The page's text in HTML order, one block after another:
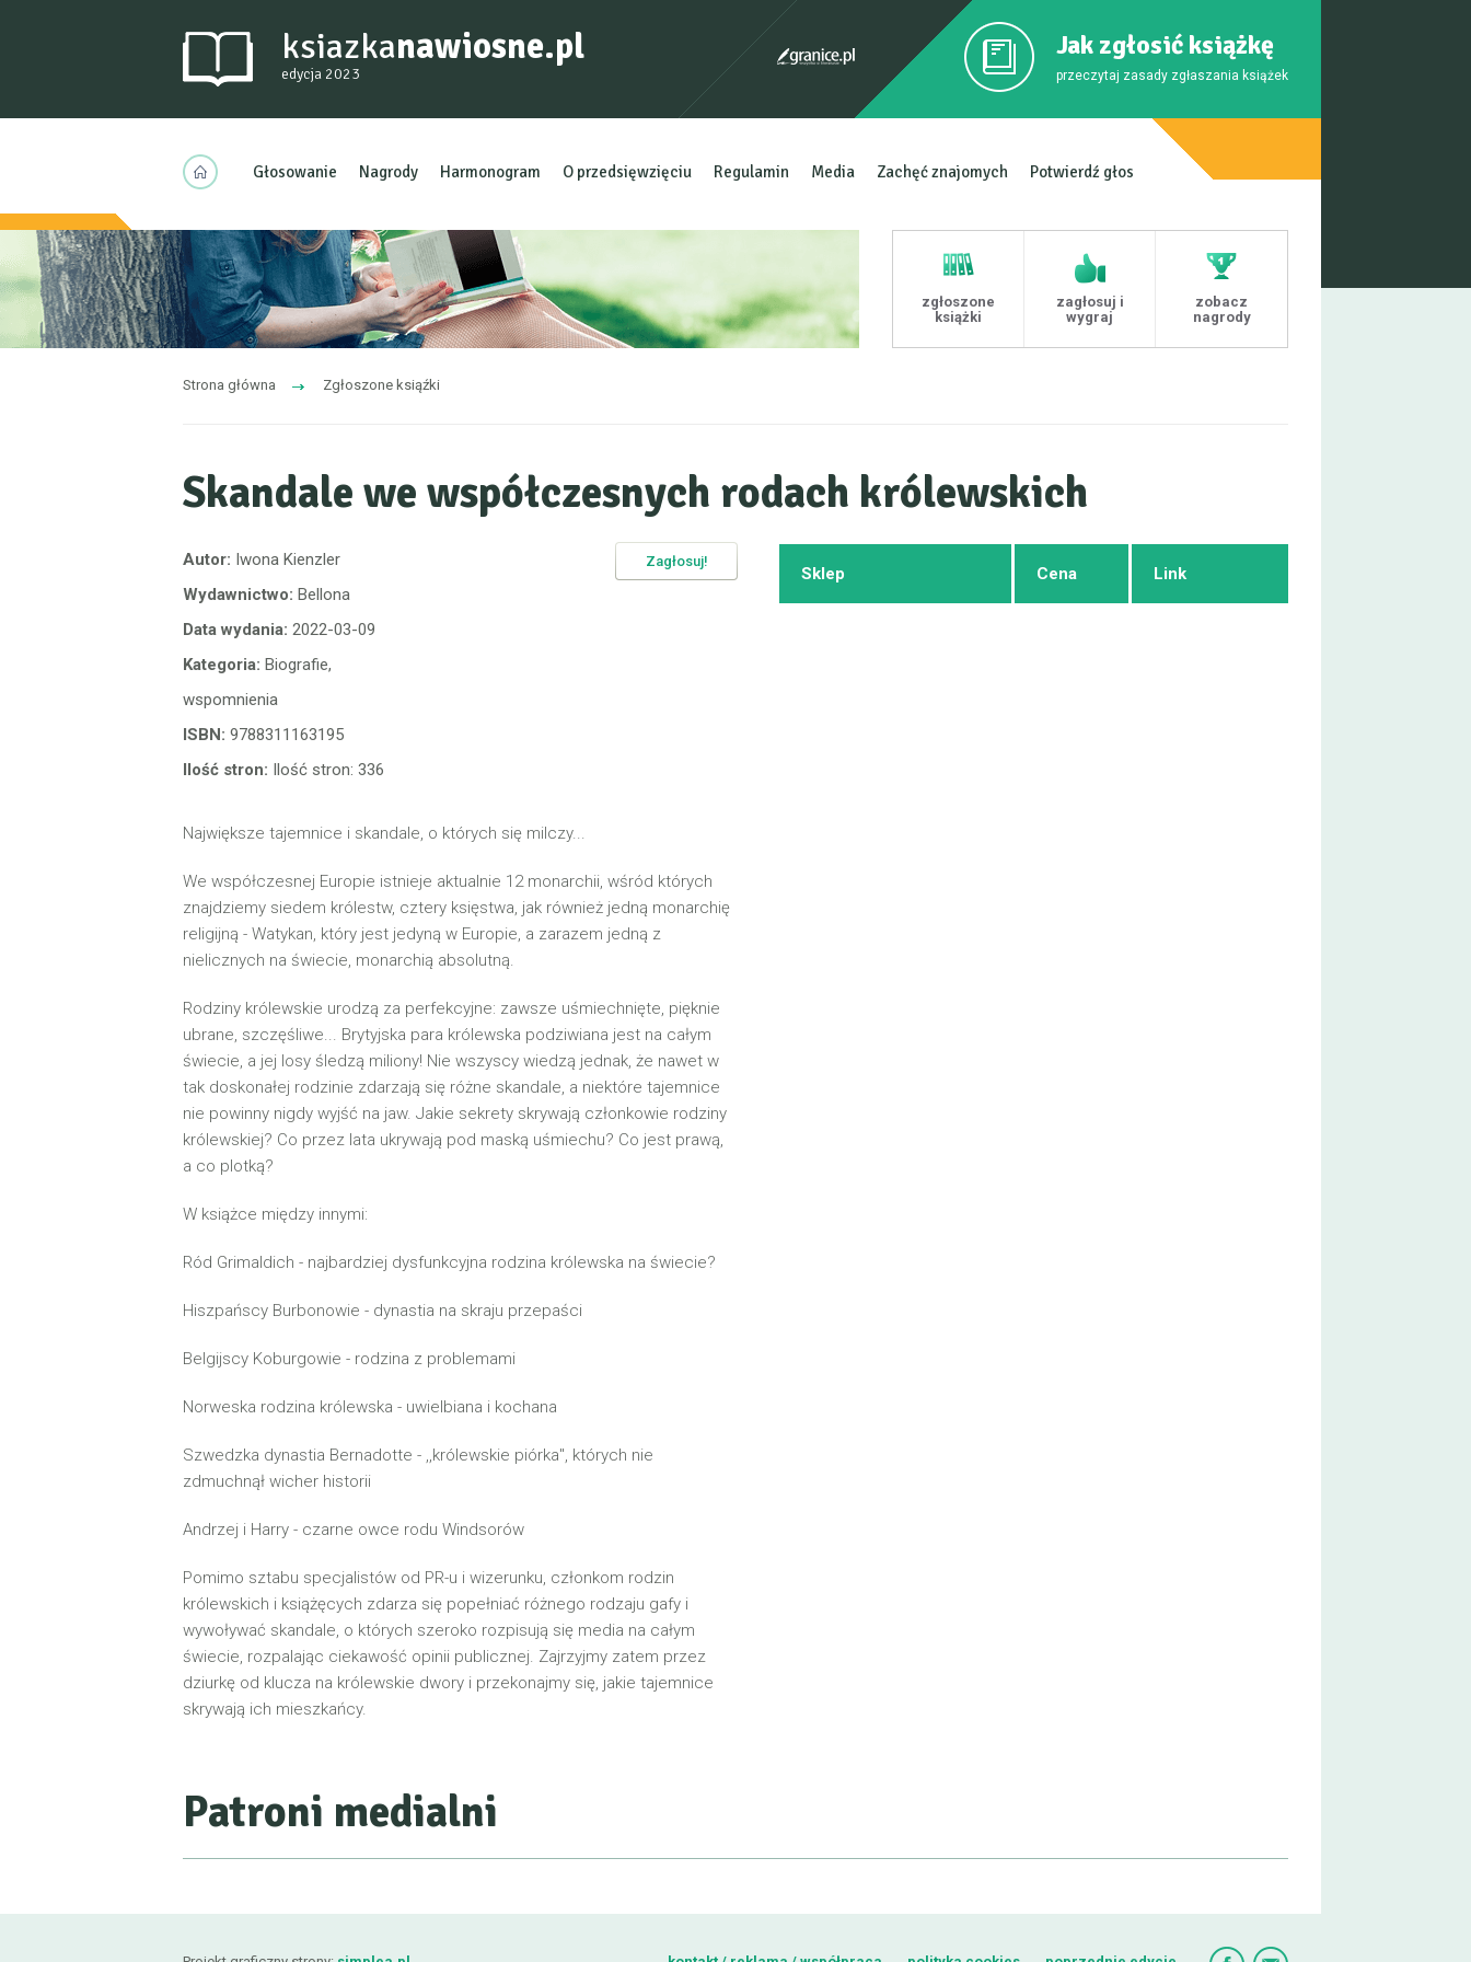
ksiazkanawiosne.pl
edycja 2023
Jak zgłosić książkę
przeczytaj zasady zgłaszania książek
Głosowanie Nagrody Harmonogram O przedsięwzięciu Regulamin Media Zachęć znajomych Potwierdź głos
zgłoszone
książki
zagłosuj i
wygraj
zobacz
nagrody
Strona główna Zgłoszone ksiąźki
Skandale we współczesnych rodach królewskich
Autor: Iwona Kienzler
Wydawnictwo: Bellona
Data wydania: 2022-03-09
Kategoria: Biografie,
wspomnienia
ISBN: 9788311163195
Ilość stron: Ilość stron: 336
Zagłosuj!
Największe tajemnice i skandale, o których się milczy...
We współczesnej Europie istnieje aktualnie 12 monarchii, wśród których
znajdziemy siedem królestw, cztery księstwa, jak również jedną monarchię
religijną - Watykan, który jest jedyną w Europie, a zarazem jedną z
nielicznych na świecie, monarchią absolutną.
Rodziny królewskie urodzą za perfekcyjne: zawsze uśmiechnięte, pięknie
ubrane, szczęśliwe... Brytyjska para królewska podziwiana jest na całym
świecie, a jej losy śledzą miliony! Nie wszyscy wiedzą jednak, że nawet w
tak doskonałej rodzinie zdarzają się różne skandale, a niektóre tajemnice
nie powinny nigdy wyjść na jaw. Jakie sekrety skrywają członkowie rodziny
królewskiej? Co przez lata ukrywają pod maską uśmiechu? Co jest prawą,
a co plotką?
W książce między innymi:
Ród Grimaldich - najbardziej dysfunkcyjna rodzina królewska na świecie?
Hiszpańscy Burbonowie - dynastia na skraju przepaści
Belgijscy Koburgowie - rodzina z problemami
Norweska rodzina królewska - uwielbiana i kochana
Szwedzka dynastia Bernadotte - ,,królewskie piórka", których nie
zdmuchnął wicher historii
Andrzej i Harry - czarne owce rodu Windsorów
Pomimo sztabu specjalistów od PR-u i wizerunku, członkom rodzin
królewskich i książęcych zdarza się popełniać różnego rodzaju gafy i
wywoływać skandale, o których szeroko rozpisują się media na całym
świecie, rozpalając ciekawość opinii publicznej. Zajrzyjmy zatem przez
dziurkę od klucza na królewskie dwory i przekonajmy się, jakie tajemnice
skrywają ich mieszkańcy.
Sklep Cena Link
Patroni medialni